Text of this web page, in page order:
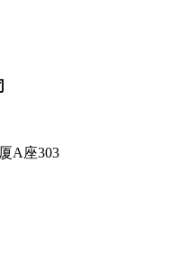
A座303